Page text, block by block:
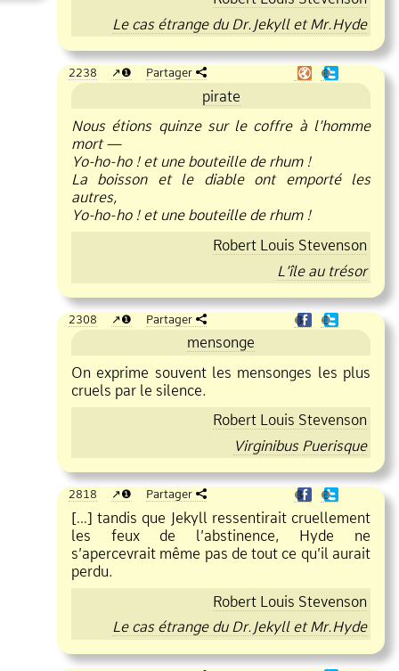
Le cas étrange du Dr.Jekyll et Mr.Hyde
2238 ❶ Partager ❶
pirate
Nous étions quinze sur le coffre à l’homme
mort —
Yo ho ho ! et une bouteille de rhum !
La boisson et le diable ont emporté les
autres,
Yo ho ho ! et une bouteille de rhum !
Robert Louis Stevenson
L’île au trésor
2308 ❶ Partager ❶ ❶
mensonge
On exprime souvent les mensonges les plus
cruels par le silence.
Robert Louis Stevenson
Virginibus Puerisque
2818 ❶ Partager ❶ ❶
[…] tandis que Jekyll ressentirait cruellement
les feux de l’abstinence, Hyde ne
s’apercevrait même pas de tout ce qu’il aurait
perdu.
Robert Louis Stevenson
Le cas étrange du Dr.Jekyll et Mr.Hyde